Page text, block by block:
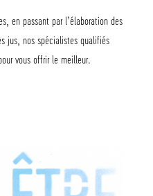
en passant par l’élaboration des
jus, nos spécialistes qualifiés
vous offrir le meilleur.